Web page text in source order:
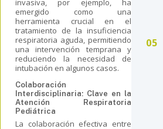
invasiva, por ejemplo, ha
emergido como una
herramienta crucial en el
tratamiento de la insuficiencia
respiratoria aguda, permitiendo
una intervención temprana y
reduciendo la necesidad de
intubación en algunos casos.
Colaboración
Interdisciplinaria: Clave en la
Atención Respiratoria
Pediátrica
La colaboración efectiva entre